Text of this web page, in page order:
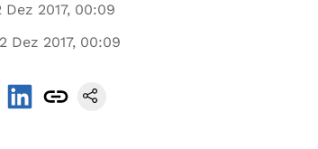
Dez 2017, 00:09
Dez 2017, 00:09